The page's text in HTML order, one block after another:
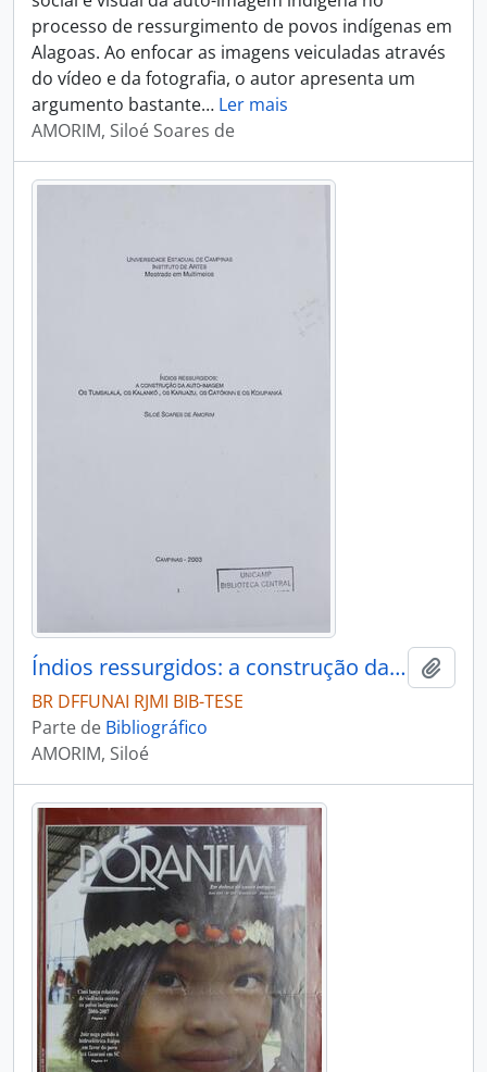
processo de ressurgimento de povos indígenas em
Alagoas. Ao enfocar as imagens veiculadas através
do vídeo e da fotografia, o autor apresenta um
argumento bastante… Ler mais
AMORIM, Siloé Soares de
Índios ressurgidos: a construção da auto-imagem
BR DFFUNAI RJMI BIB-TESE
Parte de Bibliográfico
AMORIM, Siloé